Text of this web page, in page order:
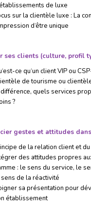
de luxe
sur la clientèle luxe : La
d‘être unique
ses clients (culture, profil
ce qu‘un client VIP ou
de tourisme ou
quels services
?
gestes et attitudes
de la relation client et
des attitudes propres
: le sens du service, le
de la réactivité
sa présentation pour
établissement